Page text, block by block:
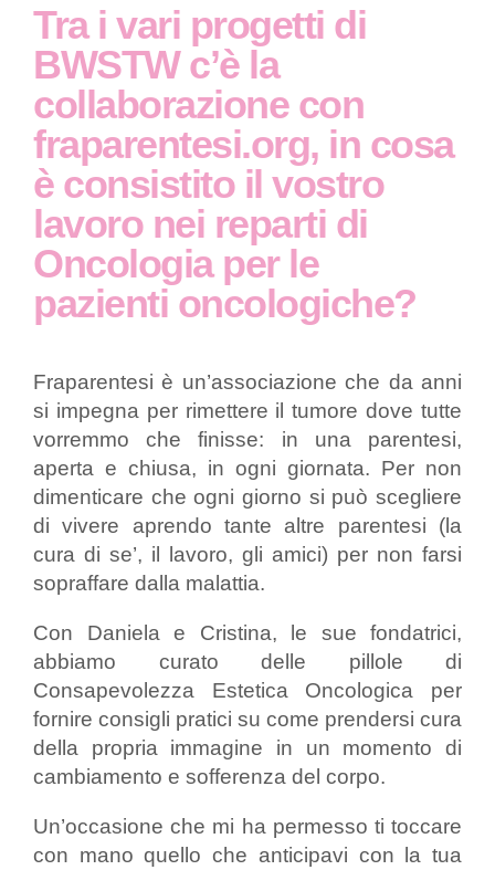
Tra i vari progetti di
BWSTW c’è la
collaborazione con
fraparentesi.org, in cosa
è consistito il vostro
lavoro nei reparti di
Oncologia per le
pazienti oncologiche?
Fraparentesi è un’associazione che da anni
si impegna per rimettere il tumore dove tutte
vorremmo che finisse: in una parentesi,
aperta e chiusa, in ogni giornata. Per non
dimenticare che ogni giorno si può scegliere
di vivere aprendo tante altre parentesi (la
cura di se’, il lavoro, gli amici) per non farsi
sopraffare dalla malattia.
Con Daniela e Cristina, le sue fondatrici,
abbiamo curato delle pillole di
Consapevolezza Estetica Oncologica per
fornire consigli pratici su come prendersi cura
della propria immagine in un momento di
cambiamento e sofferenza del corpo.
Un’occasione che mi ha permesso ti toccare
con mano quello che anticipavi con la tua